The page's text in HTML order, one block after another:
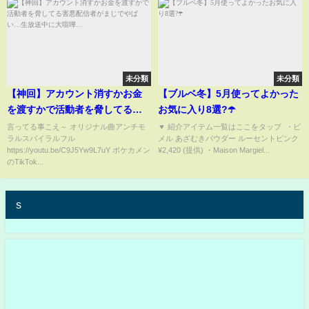
未分類
【神回】アカウント消すかお金
を渡すかで活動者を脅してる害
悪配信者がまじでやばい…生放
送中に大喧嘩…
言ってる事こえ～ オリジナル曲アンチモ
ラルスパイラルフル
https://youtu.be/C9J5Yw9L7uY ポケカメン
のTikTok...
未分類
【ブルベ冬】5月使ってよかった
お気に入り8選?️☂️
▼ 紹介アイテム一覧はここをタップ ⁡ ・ピ
メル あざむきパウダー ルーセントピンク
¥2,420 (提供) ・Maison Margiel...
s